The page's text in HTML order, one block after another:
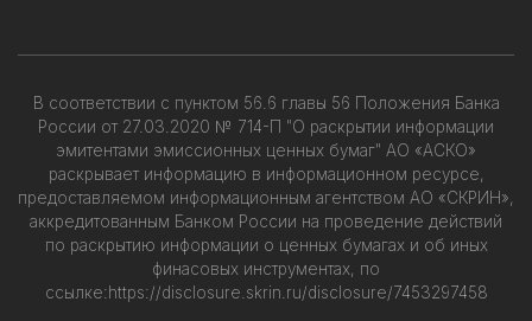
В соответствии с пунктом 56.6 главы 56 Положения Банка
России от 27.03.2020 № 714-П "О раскрытии информации
эмитентами эмиссионных ценных бумаг" АО «АСКО»
раскрывает информацию в информационном ресурсе,
предоставляемом информационным агентством АО «СКРИН»,
аккредитованным Банком России на проведение действий
по раскрытию информации о ценных бумагах и об иных
финасовых инструментах, по
ссылке:https://disclosure.skrin.ru/disclosure/7453297458